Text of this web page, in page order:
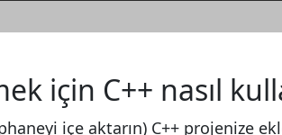
için C++ nasıl
içe aktarın) C++ projenize